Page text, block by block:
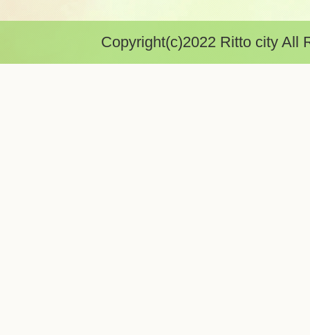
Copyright(c)2022 Ritto city All